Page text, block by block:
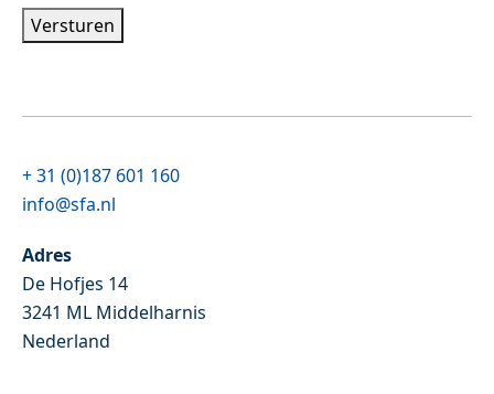
Versturen
+ 31 (0)187 601 160
info@sfa.nl
Adres
De Hofjes 14
3241 ML Middelharnis
Nederland